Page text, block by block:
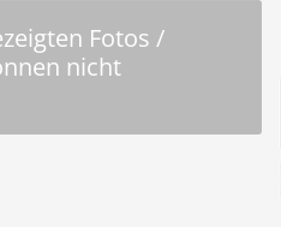
Fotos /
nicht